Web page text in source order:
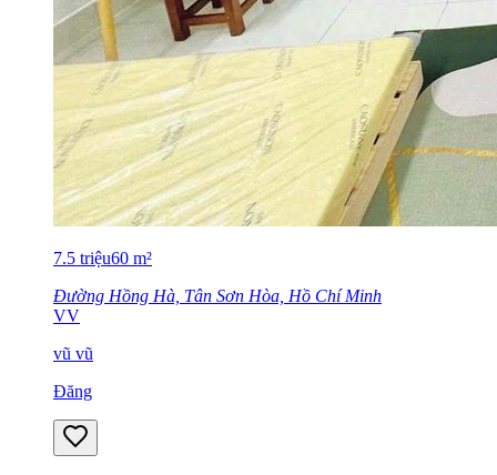
7.5 triệu60 m²
Đường Hồng Hà, Tân Sơn Hòa, Hồ Chí Minh
VV
vũ vũ
Đăng